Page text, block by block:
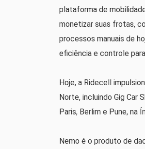
plataforma de
monetizar suas frotas,
processos manuais de
eficiência e controle
Hoje, a Ridecell
Norte, incluindo Gig Car
Paris, Berlim e Pune, na
Nemo é o produto de